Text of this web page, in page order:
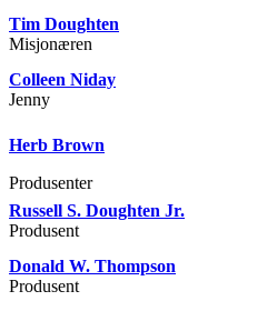
Tim Doughten
Misjonæren
Colleen Niday
Jenny
Herb Brown
Produsenter
Russell S. Doughten Jr.
Produsent
Donald W. Thompson
Produsent